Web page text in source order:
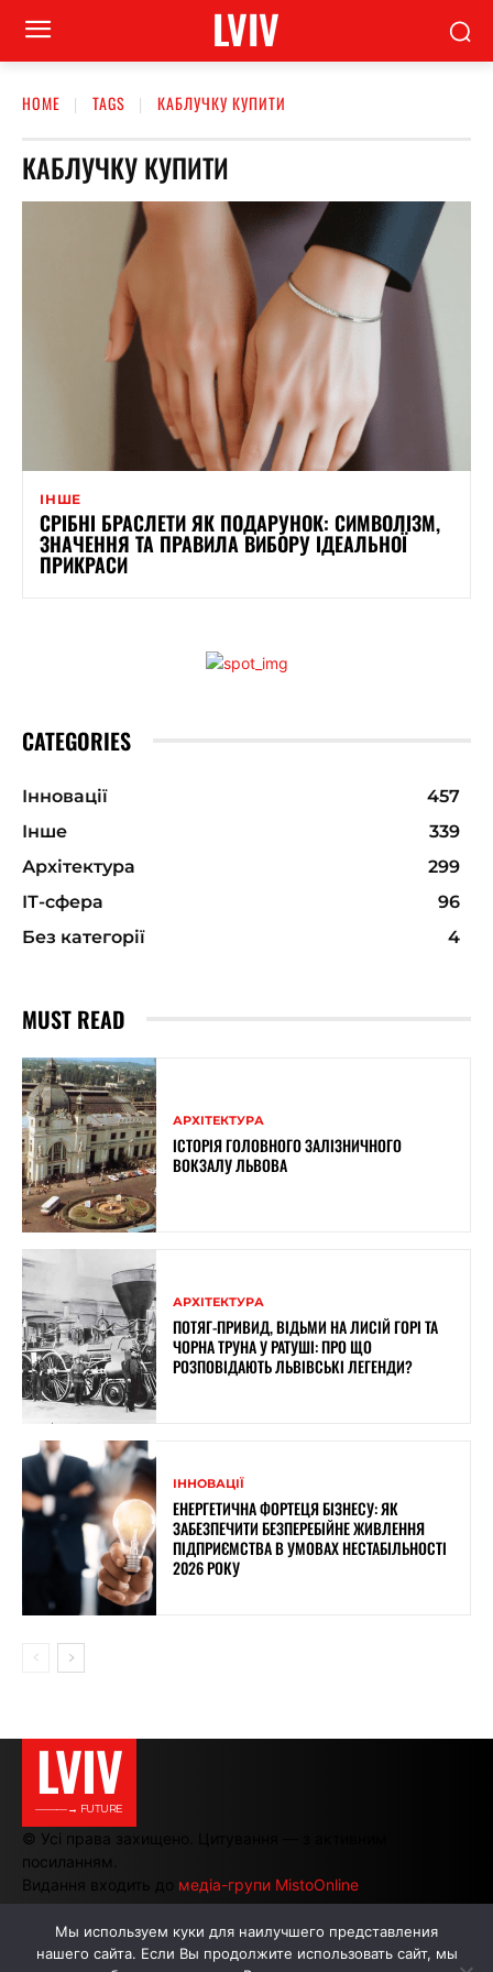
LVIV
HOME TAGS КАБЛУЧКУ КУПИТИ
КАБЛУЧКУ КУПИТИ
ІНШЕ
СРІБНІ БРАСЛЕТИ ЯК ПОДАРУНОК: СИМВОЛІЗМ,
ЗНАЧЕННЯ ТА ПРАВИЛА ВИБОРУ ІДЕАЛЬНОЇ
ПРИКРАСИ
CATEGORIES
Інновації
457
Інше
339
Архітектура
299
ІТ-сфера
96
Без категорії
4
MUST READ
АРХІТЕКТУРА
ІСТОРІЯ ГОЛОВНОГО ЗАЛІЗНИЧНОГО
ВОКЗАЛУ ЛЬВОВА
АРХІТЕКТУРА
ПОТЯГ-ПРИВИД, ВІДЬМИ НА ЛИСІЙ ГОРІ ТА
ЧОРНА ТРУНА У РАТУШІ: ПРО ЩО
РОЗПОВІДАЮТЬ ЛЬВІВСЬКІ ЛЕГЕНДИ?
ІННОВАЦІЇ
ЕНЕРГЕТИЧНА ФОРТЕЦЯ БІЗНЕСУ: ЯК
ЗАБЕЗПЕЧИТИ БЕЗПЕРЕБІЙНЕ ЖИВЛЕННЯ
ПІДПРИЄМСТВА В УМОВАХ НЕСТАБІЛЬНОСТІ
2026 РОКУ
LVIV
———→ FUTURE
© Усі права захищено. Цитування — з активним
посиланням.
Видання входить до медіа-групи MistoOnline
АВТОРИ РЕКЛАМА НА САЙТІ
Мы используем куки для наилучшего представления
нашего сайта. Если Вы продолжите использовать сайт, мы